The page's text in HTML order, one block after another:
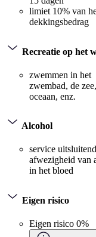
limiet 10% van
dekkingsbedrag
Recreatie op het
zwemmen in het
zwembad, de
oceaan, enz.
Alcohol
service
afwezigheid van
in het bloed
Eigen risico
Eigen risico 0%